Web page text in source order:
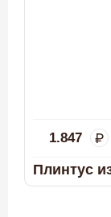
1.847
Плинтус